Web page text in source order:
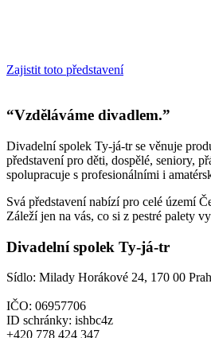
Zajistit toto představení
“Vzděláváme divadlem.”
Divadelní spolek Ty-já-tr se věnuje
představení pro děti, dospělé, seniory,
spolupracuje s profesionálními i
Svá představení nabízí pro celé území
Záleží jen na vás, co si z pestré palety
Divadelní spolek Ty-já-tr
Sídlo: Milady Horákové 24, 170 00
IČO: 06957706
ID schránky: ishbc4z
+420 778 424 347